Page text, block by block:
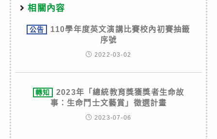
相關內容
公告
110學年度英文演講比賽校內初賽抽籤
序號
2022-03-02
轉知
2023年「總統教育獎獲獎者生命故
事：生命鬥士文藝賞」徵選計畫
2023-07-06